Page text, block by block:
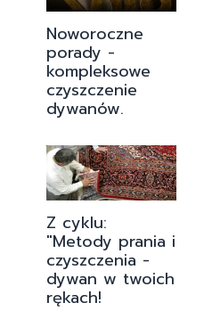
Noworoczne
porady -
kompleksowe
czyszczenie
dywanów.
Z cyklu:
"Metody prania i
czyszczenia -
dywan w twoich
rękach!